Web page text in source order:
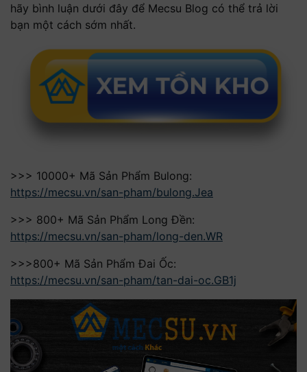
hãy bình luận dưới đây để Mecsu Blog có thể trả lời
bạn một cách sớm nhất.
>>> 10000+ Mã Sản Phẩm Bulong:
https://mecsu.vn/san-pham/bulong.Jea
>>> 800+ Mã Sản Phẩm Long Đền:
https://mecsu.vn/san-pham/long-den.WR
>>>800+ Mã Sản Phẩm Đai Ốc:
https://mecsu.vn/san-pham/tan-dai-oc.GB1j